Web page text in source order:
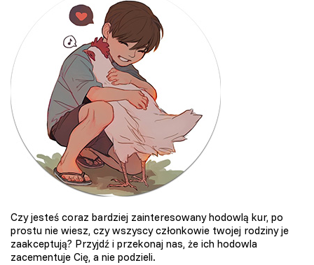
Czy jesteś coraz bardziej zainteresowany hodowlą kur, po
prostu nie wiesz, czy wszyscy członkowie twojej rodziny je
zaakceptują? Przyjdź i przekonaj nas, że ich hodowla
zacementuje Cię, a nie podzieli.